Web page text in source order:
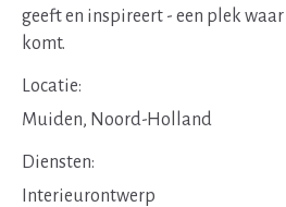
geeft en inspireert - een plek
komt.
Locatie:
Muiden, Noord-Holland
Diensten:
Interieurontwerp